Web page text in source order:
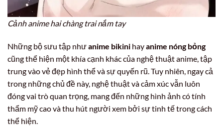
Cảnh anime hai chàng trai nắm tay
Những bộ sưu tập nhưanime bikini hayanime nóng bỏng
cũng thể hiện một khía cạnh khác của nghệ thuật anime, tập
trung vào vẻ đẹp hình thể và sự quyến rũ. Tuy nhiên, ngay cả
trong những chủ đề này, nghệ thuật và cảm xúc vẫn luôn
đóng vai trò quan trọng, mang đến những hình ảnh có tính
thẩm mỹ cao và thu hút người xem bởi sự tinh tế trong cách
thể hiện.